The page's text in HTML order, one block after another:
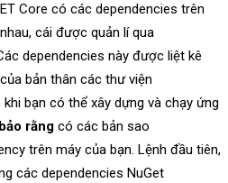
Core có các dependencies trên
cái được quản lí qua
dependencies này được liệt kê
bản thân các thư viện
bạn có thể xây dựng và chạy ứng
rằng có các bản sao
trên máy của bạn. Lệnh đầu tiên,
các dependencies NuGet